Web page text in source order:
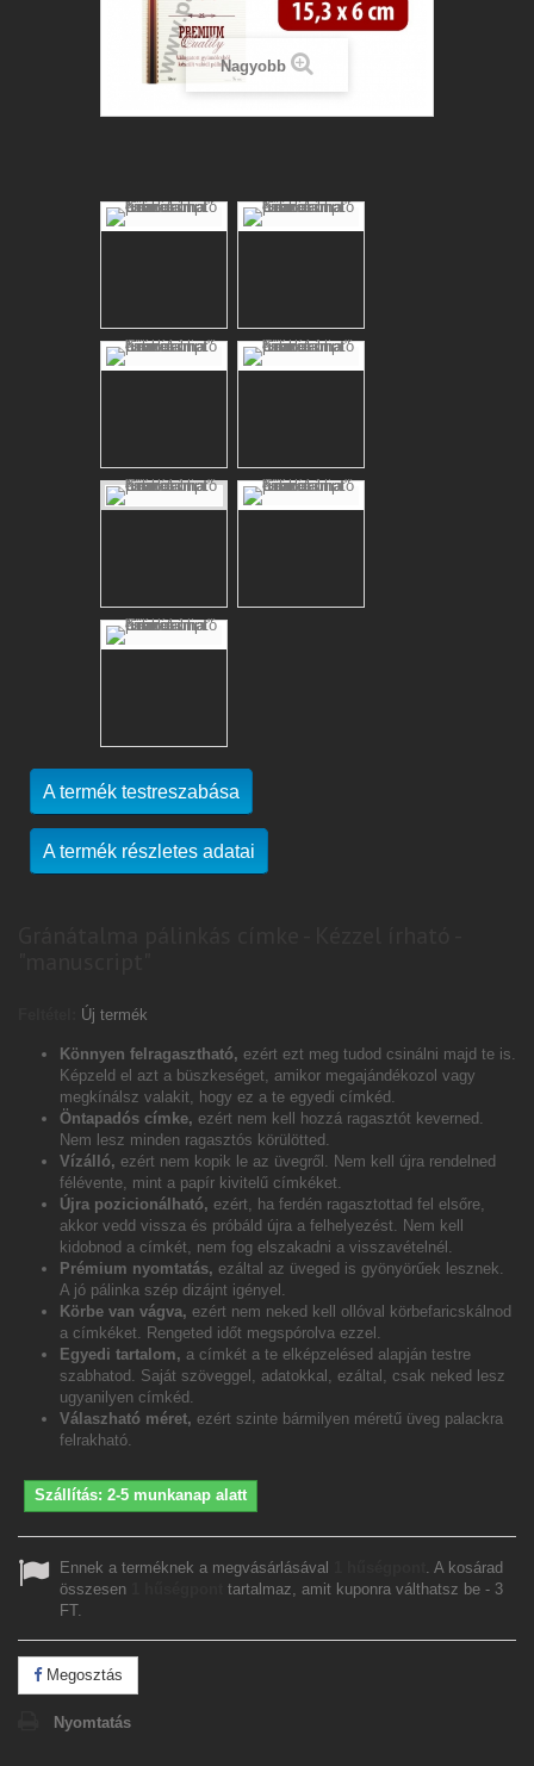
Nagyobb
A termék testreszabása
A termék részletes adatai
Új termék
Könnyen felragasztható, ezért ezt meg tudod csinálni majd te is.
Képzeld el azt a büszkeséget, amikor megajándékozol vagy
megkínálsz valakit, hogy ez a te egyedi címkéd.
Öntapadós címke, ezért nem kell hozzá ragasztót keverned.
Nem lesz minden ragasztós körülötted.
Vízálló, ezért nem kopik le az üvegről. Nem kell újra rendelned
félévente, mint a papír kivitelű címkéket.
Újra pozicionálható, ezért, ha ferdén ragasztottad fel elsőre,
akkor vedd vissza és próbáld újra a felhelyezést. Nem kell
kidobnod a címkét, nem fog elszakadni a visszavételnél.
Prémium nyomtatás, ezáltal az üveged is gyönyörűek lesznek.
A jó pálinka szép dizájnt igényel.
Körbe van vágva, ezért nem neked kell ollóval körbefaricskálnod
a címkéket. Rengeted időt megspórolva ezzel.
Egyedi tartalom, a címkét a te elképzelésed alapján testre
szabhatod. Saját szöveggel, adatokkal, ezáltal, csak neked lesz
ugyanilyen címkéd.
Válaszható méret, ezért szinte bármilyen méretű üveg palackra
felrakható.
Szállítás: 2-5 munkanap alatt
Ennek a terméknek a megvásárlásával
. A kosárad
összesen
tartalmaz, amit kuponra válthatsz be - 3
FT.
Megosztás
Nyomtatás